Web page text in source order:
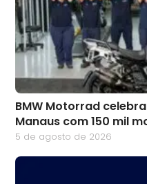
BMW Motorrad
Manaus com 150 mil
5 de agosto de 2026